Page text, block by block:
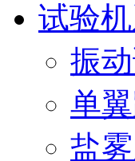
试验机
振
单
盐